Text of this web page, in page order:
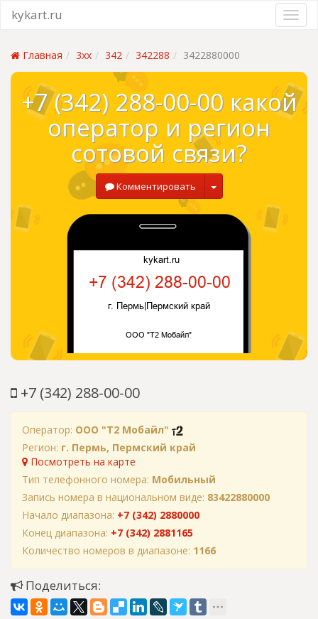
kykart.ru
Главная 3xx 342 342288 3422880000
+7 (342) 288-00-00 какой
оператор и регион
сотовой связи?
Комментировать
+7 (342) 288-00-00
Оператор: ООО "Т2 Мобайл"
Регион: г. Пермь, Пермский край
Посмотреть на карте
Тип телефонного номера: Мобильный
Запись номера в национальном виде: 83422880000
Начало диапазона: +7 (342) 2880000
Конец диапазона: +7 (342) 2881165
Количество номеров в диапазоне: 1166
Поделиться: